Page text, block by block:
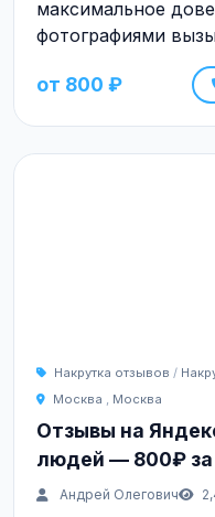
максимальное
фотографиями
от 800 ₽
Накрутка отзывов /
Москва , Москва
Отзывы на
людей — 800₽ за
Андрей Олегович